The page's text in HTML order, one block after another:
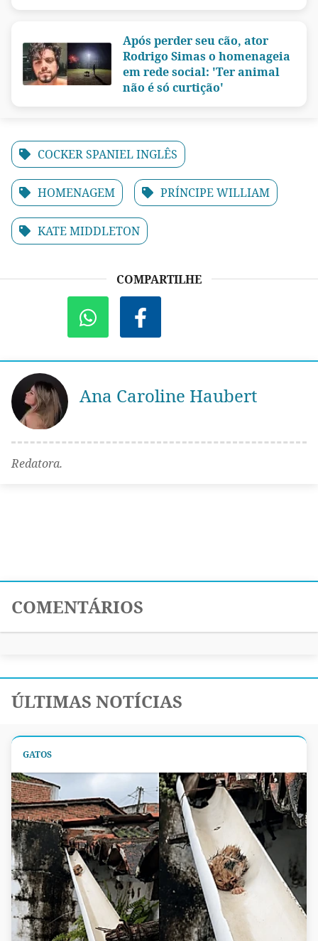
Após perder seu cão, ator
Rodrigo Simas o homenageia
em rede social: 'Ter animal
não é só curtição'
COCKER SPANIEL INGLÊS
HOMENAGEM PRÍNCIPE WILLIAM
KATE MIDDLETON
COMPARTILHE
Ana Caroline Haubert
Redatora.
COMENTÁRIOS
ÚLTIMAS NOTÍCIAS
GATOS